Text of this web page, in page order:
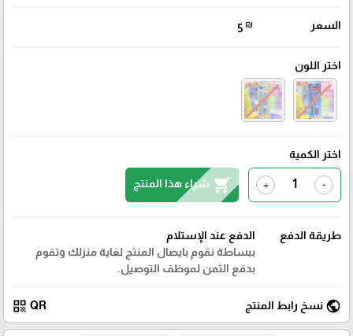
السعر 5 ₪
اختر اللون
اختر الكمية
-
+
shopping_cart شراء هذا المنتج
طريقة الدفع
الدفع عند الإستلام
ببساطة نقوم بايصال المنتج لغاية منزلك وتقوم
بدفع الثمن لموظف التوصيل.
public نسخ رابط المنتج QR
qr_code